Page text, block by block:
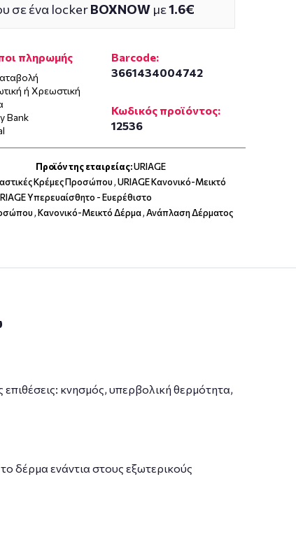
σε ένα lockerBOXNOW με1.6€
πληρωμής
ή Χρεωστική
Bank
Barcode:
3661434004742
Κωδικός προϊόντος:
12536
Προϊόν της εταιρείας:URIAGE
Κρέμες Προσώπου,URIAGE Κανονικό-Μεικτό
Υπερευαίσθητο - Ευερέθιστο
,Κανονικό-Μεικτό Δέρμα,Ανάπλαση Δέρματος
κνησμός, υπερβολική θερμότητα,
δέρμα ενάντια στους εξωτερικούς